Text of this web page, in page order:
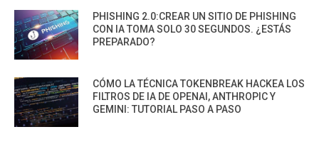
PHISHING 2.0:CREAR UN SITIO DE PHISHING
CON IA TOMA SOLO 30 SEGUNDOS. ¿ESTÁS
PREPARADO?
CÓMO LA TÉCNICA TOKENBREAK HACKEA LOS
FILTROS DE IA DE OPENAI, ANTHROPIC Y
GEMINI: TUTORIAL PASO A PASO